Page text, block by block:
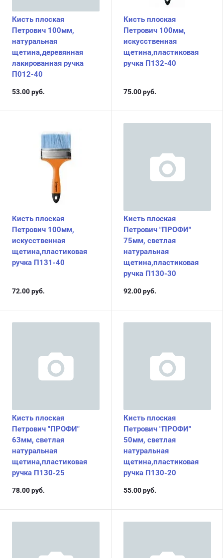
Кисть плоская
Петрович 100мм,
натуральная
щетина,деревянная
лакированная ручка
П012-40
53.00руб.
Кисть плоская
Петрович 100мм,
искусственная
щетина,пластиковая
ручка П132-40
75.00руб.
Кисть плоская
Петрович 100мм,
искусственная
щетина,пластиковая
ручка П131-40
72.00руб.
Кисть плоская
Петрович "ПРОФИ"
75мм, светлая
натуральная
щетина,пластиковая
ручка П130-30
92.00руб.
Кисть плоская
Петрович "ПРОФИ"
63мм, светлая
натуральная
щетина,пластиковая
ручка П130-25
78.00руб.
Кисть плоская
Петрович "ПРОФИ"
50мм, светлая
натуральная
щетина,пластиковая
ручка П130-20
55.00руб.